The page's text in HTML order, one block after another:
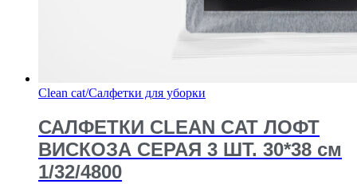
Clean cat/Салфетки для уборки
САЛФЕТКИ CLEAN CAT ЛОФТ
ВИСКОЗА СЕРАЯ 3 ШТ. 30*38 см
1/32/4800